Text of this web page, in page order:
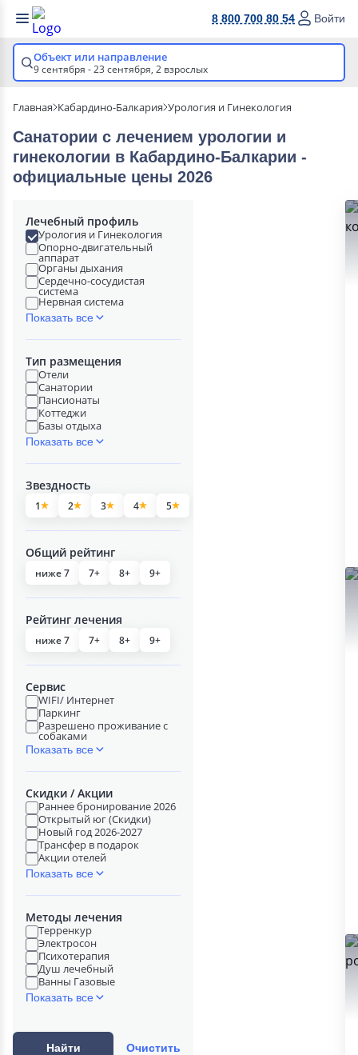
8 800 700 80 54 Войти
Объект или направление
9 сентября - 23 сентября, 2 взрослых
Главная Кабардино-Балкария Урология и Гинекология
Санатории с лечением урологии и
гинекологии в Кабардино-Балкарии -
официальные цены 2026
Лечебный профиль
Урология и Гинекология
Опорно-двигательный
аппарат
Органы дыхания
Сердечно-сосудистая
система
Нервная система
Показать все
Тип размещения
Отели
Санатории
Пансионаты
Коттеджи
Базы отдыха
Показать все
Звездность
1 2 3 4 5
Общий рейтинг
ниже 7 7+ 8+ 9+
Рейтинг лечения
ниже 7 7+ 8+ 9+
Сервис
WIFI/ Интернет
Паркинг
Разрешено проживание с
собаками
Показать все
Скидки / Акции
Раннее бронирование 2026
Открытый юг (Скидки)
Новый год 2026-2027
Трансфер в подарок
Акции отелей
Показать все
Методы лечения
Терренкур
Электросон
Психотерапия
Душ лечебный
Ванны Газовые
Показать все
Найти Очистить